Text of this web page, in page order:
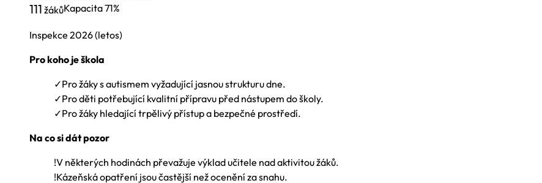
111 žákůKapacita71%
Inspekce 2026(letos)
Pro koho je škola
✓Pro žáky s autismem vyžadující jasnou strukturu dne.
✓Pro děti potřebující kvalitní přípravu před nástupem do školy.
✓Pro žáky hledající trpělivý přístup a bezpečné prostředí.
Na co si dát pozor
!V některých hodinách převažuje výklad učitele nad aktivitou žáků.
!Kázeňská opatření jsou častější než ocenění za snahu.